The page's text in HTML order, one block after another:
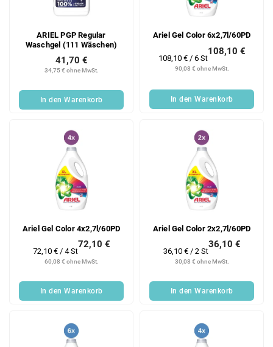
ARIEL PGP Regular
Waschgel (111 Wäschen)
34,75 € ohne MwSt.
41,70 €
In den Warenkorb
Ariel Gel Color 6x2,7l/60PD
90,08 € ohne MwSt.
108,10 €
Verkaufspreis:
108,10 € / 6 St
In den Warenkorb
Ariel Gel Color 4x2,7l/60PD
60,08 € ohne MwSt.
72,10 €
Verkaufspreis:
72,10 € / 4 St
In den Warenkorb
Ariel Gel Color 2x2,7l/60PD
30,08 € ohne MwSt.
36,10 €
Verkaufspreis:
36,10 € / 2 St
In den Warenkorb